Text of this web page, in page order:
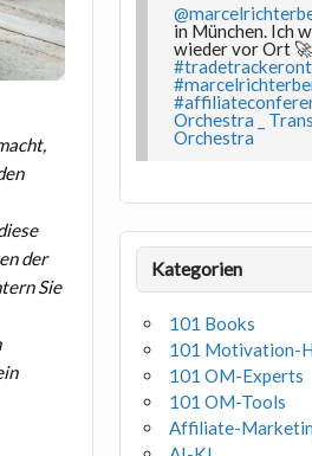
der
Sie
in München. Ich
wieder vor Ort
Orchestra _
Orchestra
Kategorien
101 Books
101 Motivation-
101 OM-Experts
101 OM-Tools
Affiliate-